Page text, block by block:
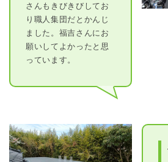
さんもきびきびしてお
り職人集団だとかんじ
ました。福吉さんにお
願いしてよかったと思
っています。